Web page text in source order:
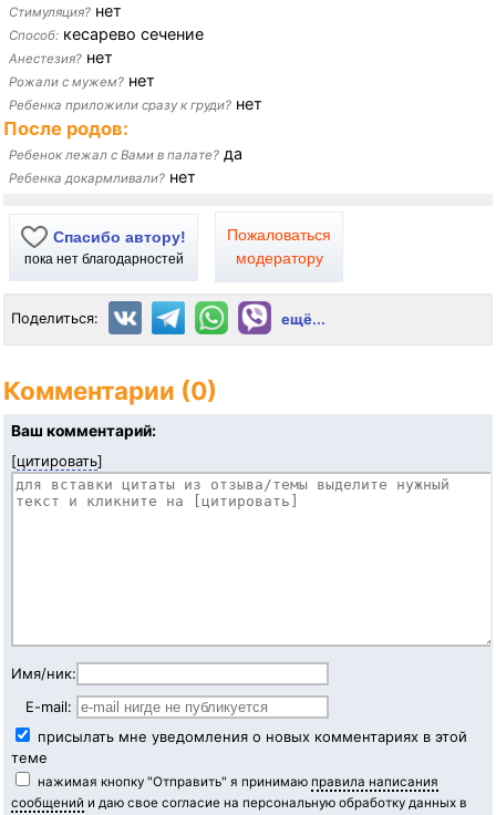
Стимуляция? нет
Способ: кесарево сечение
Анестезия? нет
Рожали с мужем? нет
Ребенка приложили сразу к груди? нет
После родов:
Ребенок лежал с Вами в палате? да
Ребенка докармливали? нет
Спасибо автору!
пока нет благодарностей
Пожаловаться
модератору
Поделиться: ещё...
Комментарии (0)
Ваш комментарий:
[цитировать]
Имя/ник:
E-mail:
присылать мне уведомления о новых комментариях в этой
теме
нажимая кнопку "Отправить" я принимаю правила написания
сообщений и даю свое согласие на персональную обработку данных в